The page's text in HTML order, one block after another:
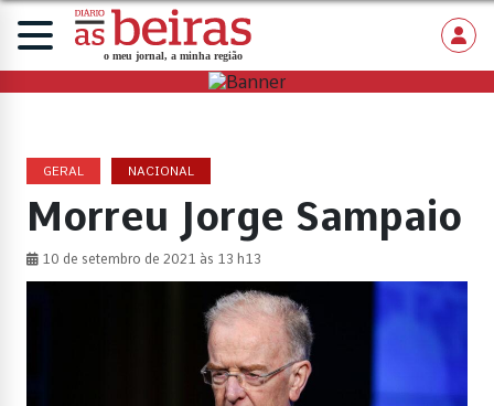
GERAL NACIONAL
Morreu Jorge Sampaio
10 de setembro de 2021 às 13 h13